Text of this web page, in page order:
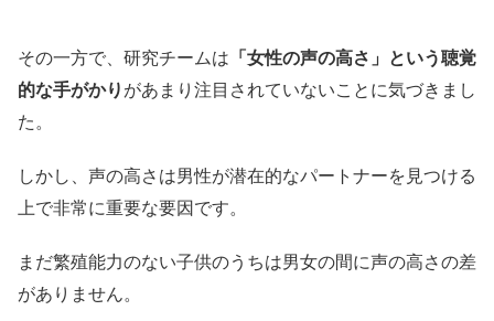
その一方で、研究チームは 「女性の声の高さ」という聴覚
的な手がかり があまり注目されていないことに気づきまし
た。
しかし、声の高さは男性が潜在的なパートナーを見つける
上で非常に重要な要因です。
まだ繁殖能力のない子供のうちは男女の間に声の高さの差
がありません。